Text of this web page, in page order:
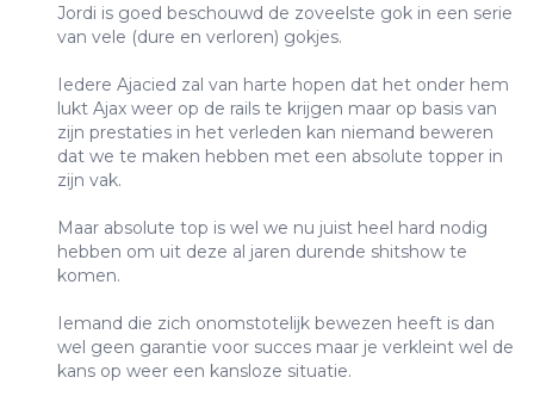
Jordi is goed beschouwd de zoveelste gok in een serie
van vele (dure en verloren) gokjes.
Iedere Ajacied zal van harte hopen dat het onder hem
lukt Ajax weer op de rails te krijgen maar op basis van
zijn prestaties in het verleden kan niemand beweren
dat we te maken hebben met een absolute topper in
zijn vak.
Maar absolute top is wel we nu juist heel hard nodig
hebben om uit deze al jaren durende shitshow te
komen.
Iemand die zich onomstotelijk bewezen heeft is dan
wel geen garantie voor succes maar je verkleint wel de
kans op weer een kansloze situatie.